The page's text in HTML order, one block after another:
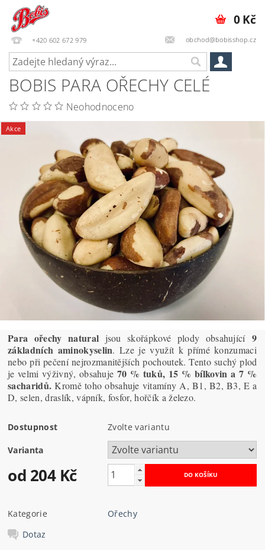
+420 602 672 979 obchod@bobisshop.cz
0 Kč
BOBIS PARA OŘECHY CELÉ
Neohodnoceno
Akce
Para ořechy natural jsou skořápkové plody obsahující9
základních aminokyselin. Lze je využít k přímé konzumaci
nebo při pečení nejrozmanitějších pochoutek. Tento suchý plod
je velmi výživný, obsahuje 70 % tuků, 15 % bílkovin a 7 %
sacharidů. Kromě toho obsahuje vitamíny A, B1, B2, B3, E a
D, selen, draslík, vápník, fosfor, hořčík a železo.
Dostupnost Zvolte variantu
Varianta
od 204 Kč
Kategorie
Ořechy
Dotaz